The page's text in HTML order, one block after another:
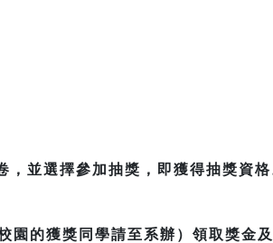
並選擇參加抽獎，即獲得抽獎資格
的獲獎同學請至系辦）領取獎金